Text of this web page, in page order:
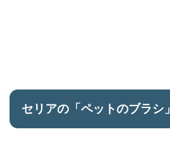
セリアの「ペットのブラシ」